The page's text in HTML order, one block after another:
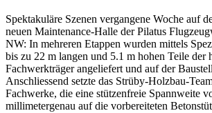
Spektakuläre Szenen vergangene Woche auf
neuen Maintenance-Halle der Pilatus
NW: In mehreren Etappen wurden mittels
bis zu 22 m langen und 5.1 m hohen Teile der
Fachwerkträger angeliefert und auf der
Anschliessend setzte das Strüby-Holzbau-
Fachwerke, die eine stützenfreie Spannweite
millimetergenau auf die vorbereiteten